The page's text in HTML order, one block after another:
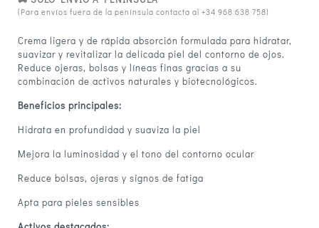
(Para envíos fuera de la península contacta al +34 968 638 758)
Crema ligera y de rápida absorción formulada para hidratar,
suavizar y revitalizar la delicada piel del contorno de ojos.
Reduce ojeras, bolsas y líneas finas gracias a su
combinación de activos naturales y biotecnológicos.
Beneficios principales:
Hidrata en profundidad y suaviza la piel
Mejora la luminosidad y el tono del contorno ocular
Reduce bolsas, ojeras y signos de fatiga
Apta para pieles sensibles